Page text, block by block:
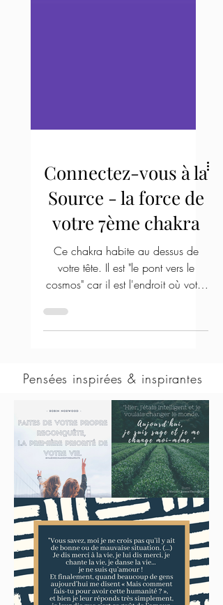
Connectez-vous à la
Source - la force de
votre 7ème chakra
Ce chakra habite au dessus de
votre tête. Il est "le pont vers le
Pensées inspirées & inspirantes